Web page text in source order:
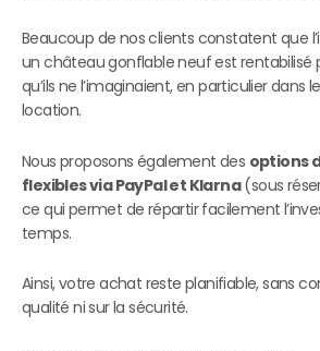
Beaucoup de nos clients constatent que
un château gonflable neuf est rentabilisé
qu’ils ne l’imaginaient, en particulier dans
location.
Nous proposons également des options
flexibles via PayPal et Klarna(sous
ce qui permet de répartir facilement
temps.
Ainsi, votre achat reste planifiable, sans
qualité ni sur la sécurité.